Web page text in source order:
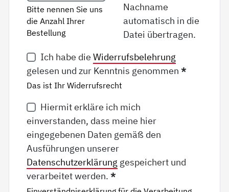
Bitte nennen Sie uns
die Anzahl Ihrer
Bestellung
Nachname
automatisch in die
Datei übertragen.
Ich habe die Widerrufsbelehrung
gelesen und zur Kenntnis genommen*
Das ist Ihr Widerrufsrecht
Hiermit erkläre ich mich
einverstanden, dass meine hier
eingegebenen Daten gemäß den
Ausführungen unserer
Datenschutzerklärung gespeichert und
verarbeitet werden.*